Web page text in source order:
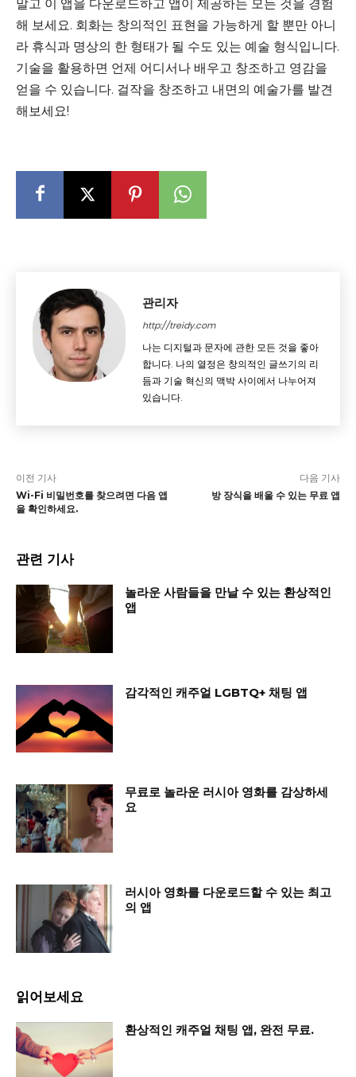
말고 이 앱을 다운로드하고 앱이 제공하는 모든 것을 경험
해 보세요. 회화는 창의적인 표현을 가능하게 할 뿐만 아니
라 휴식과 명상의 한 형태가 될 수도 있는 예술 형식입니다.
기술을 활용하면 언제 어디서나 배우고 창조하고 영감을
얻을 수 있습니다. 걸작을 창조하고 내면의 예술가를 발견
해보세요!
관리자
http://treidy.com
나는 디지털과 문자에 관한 모든 것을 좋아
합니다. 나의 열정은 창의적인 글쓰기의 리
듬과 기술 혁신의 맥박 사이에서 나누어져
있습니다.
이전 기사
Wi-Fi 비밀번호를 찾으려면 다음 앱
을 확인하세요.
다음 기사
방 장식을 배울 수 있는 무료 앱
관련 기사
놀라운 사람들을 만날 수 있는 환상적인
앱
감각적인 캐주얼 LGBTQ+ 채팅 앱
무료로 놀라운 러시아 영화를 감상하세
요
러시아 영화를 다운로드할 수 있는 최고
의 앱
읽어보세요
환상적인 캐주얼 채팅 앱, 완전 무료.